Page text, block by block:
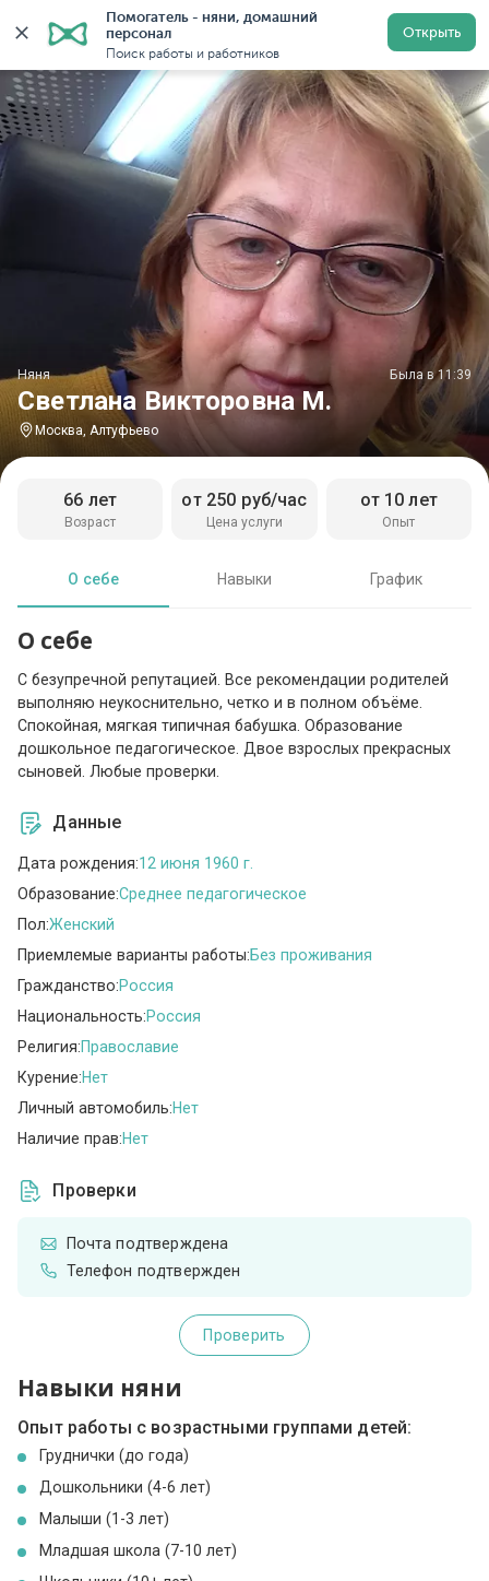
Помогатель - няни, домашний
персонал
Поиск работы и работников
Открыть
Главная Няни Няни в Москве Няни у метро
Светлана Викторовна М.
Няня Была в 11:39
Москва, Алтуфьево
Возраст
66 лет
Цена услуги
от 250 руб/час
Опыт
от 10 лет
О себе Навыки График
О себе
С безупречной репутацией. Все рекомендации родителей
выполняю неукоснительно, четко и в полном объёме.
Спокойная, мягкая типичная бабушка. Образование
дошкольное педагогическое. Двое взрослых прекрасных
сыновей. Любые проверки.
Данные
Дата рождения:12 июня 1960 г.
Образование:Среднее педагогическое
Пол:Женский
Приемлемые варианты работы:Без проживания
Гражданство:Россия
Национальность:Россия
Религия:Православие
Курение:Нет
Личный автомобиль:Нет
Наличие прав:Нет
Проверки
Почта подтверждена
Телефон подтвержден
Проверить
Навыки няни
Опыт работы с возрастными группами детей:
Груднички (до года)
Дошкольники (4-6 лет)
Малыши (1-3 лет)
Младшая школа (7-10 лет)